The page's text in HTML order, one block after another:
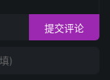
提交评论